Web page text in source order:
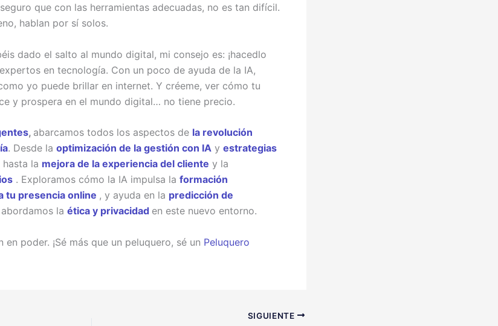
que con las herramientas adecuadas, no es tan difícil.
hablan por sí solos.
dado el salto al mundo digital, mi consejo es: ¡hacedlo
en tecnología. Con un poco de ayuda de la IA,
como yo puede brillar en internet. Y créeme, ver cómo tu
y prospera en el mundo digital… no tiene precio.
, abarcamos todos los aspectos de la revolución
. Desde la optimización de la gestión con IA y estrategias
hasta la mejora de la experiencia del cliente y la
. Exploramos cómo la IA impulsa la formación
tu presencia online , y ayuda en la predicción de
la ética y privacidad en este nuevo entorno.
en poder. ¡Sé más que un peluquero, sé un Peluquero
SIGUIENTE